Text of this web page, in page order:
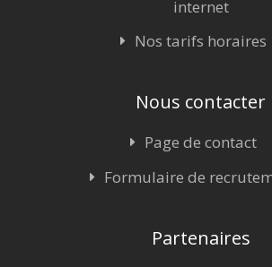
internet
Nos tarifs horaires
Nous contacter
Page de contact
Formulaire de
Partenaires